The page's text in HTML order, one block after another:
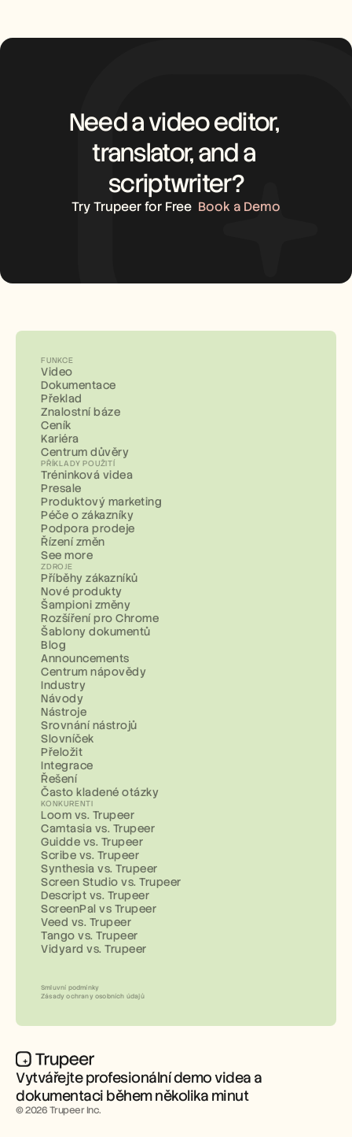
Need a video editor,
translator, and a
scriptwriter?
Try Trupeer for Free Book a Demo
Vytvářejte profesionální demo videa a
dokumentaci během několika minut
© 2026 Trupeer Inc.
FUNKCE
Video
Dokumentace
Překlad
Znalostní báze
Ceník
Kariéra
Centrum důvěry
PŘÍKLADY POUŽITÍ
Tréninková videa
Presale
Produktový marketing
Péče o zákazníky
Podpora prodeje
Řízení změn
See more
ZDROJE
Příběhy zákazníků
Nové produkty
Šampioni změny
Rozšíření pro Chrome
Šablony dokumentů
Blog
Announcements
Centrum nápovědy
Industry
Návody
Nástroje
Srovnání nástrojů
Slovníček
Přeložit
Integrace
Řešení
Často kladené otázky
KONKURENTI
Loom vs. Trupeer
Camtasia vs. Trupeer
Guidde vs. Trupeer
Scribe vs. Trupeer
Synthesia vs. Trupeer
Screen Studio vs. Trupeer
Descript vs. Trupeer
ScreenPal vs Trupeer
Veed vs. Trupeer
Tango vs. Trupeer
Vidyard vs. Trupeer
Smluvní podmínky
Zásady ochrany osobních údajů